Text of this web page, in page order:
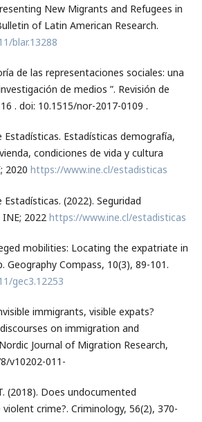
New Migrants and Refugees in
of Latin American Research.
blar.13288
de las representaciones sociales: una
de medios ”. Revisión de
. doi: 10.1515/nor-2017-0109 .
Estadísticas demografía,
condiciones de vida y cultura
2020 https://www.ine.cl/estadisticas
(2022). Seguridad
2022 https://www.ine.cl/estadisticas
mobilities: Locating the expatriate in
Geography Compass, 10(3), 89-101.
gec3.12253
immigrants, visible expats?
on immigration and
Journal of Migration Research,
v10202-011-
(2018). Does undocumented
crime?. Criminology, 56(2), 370-